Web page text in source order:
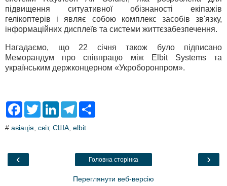
підвищення ситуативної обізнаності екіпажів
гелікоптерів і являє собою комплекс засобів зв'язку,
інформаційних дисплеїв та системи життєзабезпечення.
Нагадаємо, що 22 січня також було підписано
Меморандум про співпрацю між Elbit Systems та
українським держконцерном «Укроборонпром».
F
e
o
T
t
L
k
T
e
a
# авіація світ, США elbit
‹ ›
Головна сторінка
Переглянути веб-версію